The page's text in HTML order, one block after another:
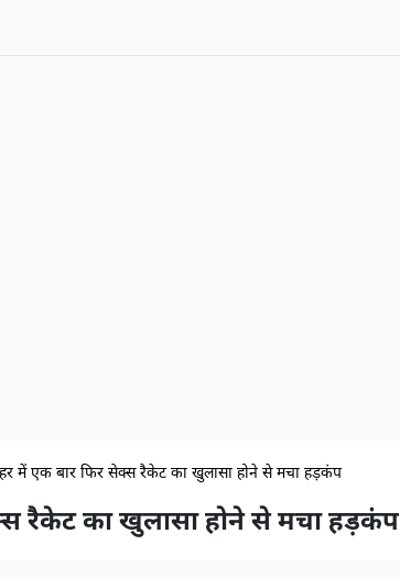
में एक बार फिर सेक्स रैकेट का खुलासा होने से मचा हड़कंप
रैकेट का खुलासा होने से मचा हड़कंप